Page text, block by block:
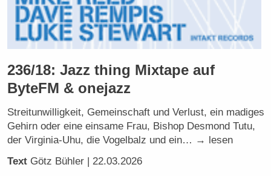
236/18: Jazz thing Mixtape auf
ByteFM & onejazz
Streitunwilligkeit, Gemeinschaft und Verlust, ein madiges
Gehirn oder eine einsame Frau, Bishop Desmond Tutu,
der Virginia-Uhu, die Vogelbalz und ein… → lesen
Text Götz Bühler | 22.03.2026